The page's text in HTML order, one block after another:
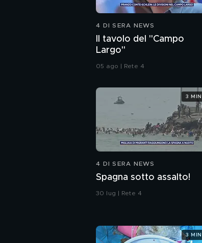
4 DI SERA NEWS
Il tavolo del "Campo
Largo"
05 ago | Rete 4
4 DI SERA NEWS
Spagna sotto assalto!
30 lug | Rete 4
3 MIN
3 MIN